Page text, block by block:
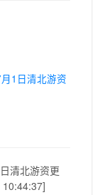
1日清北游资
清北游资更